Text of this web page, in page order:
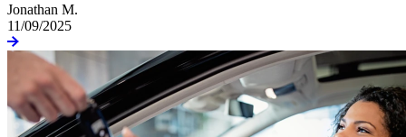
Jonathan M.
11/09/2025